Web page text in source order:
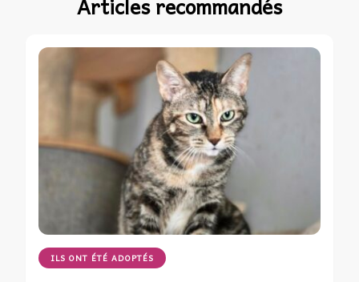
ILS ONT ÉTÉ ADOPTÉS